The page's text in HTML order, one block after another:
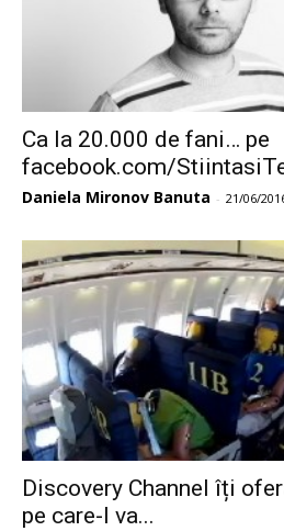
Ca la 20.000 de fani… pe
facebook.com/
Daniela Mironov Banuta - 21/06/
Discovery Channel îți
pe care-l va...